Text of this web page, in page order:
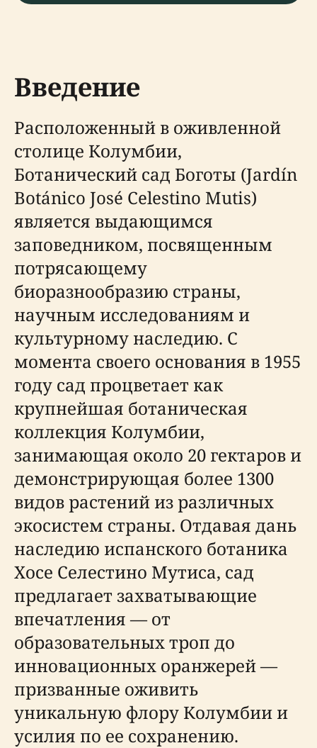
Введение
Расположенный в оживленной
столице Колумбии,
Ботанический сад Боготы (Jardín
Botánico José Celestino Mutis)
является выдающимся
заповедником, посвященным
потрясающему
биоразнообразию страны,
научным исследованиям и
культурному наследию. С
момента своего основания в 1955
году сад процветает как
крупнейшая ботаническая
коллекция Колумбии,
занимающая около 20 гектаров и
демонстрирующая более 1300
видов растений из различных
экосистем страны. Отдавая дань
наследию испанского ботаника
Хосе Селестино Мутиса, сад
предлагает захватывающие
впечатления — от
образовательных троп до
инновационных оранжерей —
призванные оживить
уникальную флору Колумбии и
усилия по ее сохранению.